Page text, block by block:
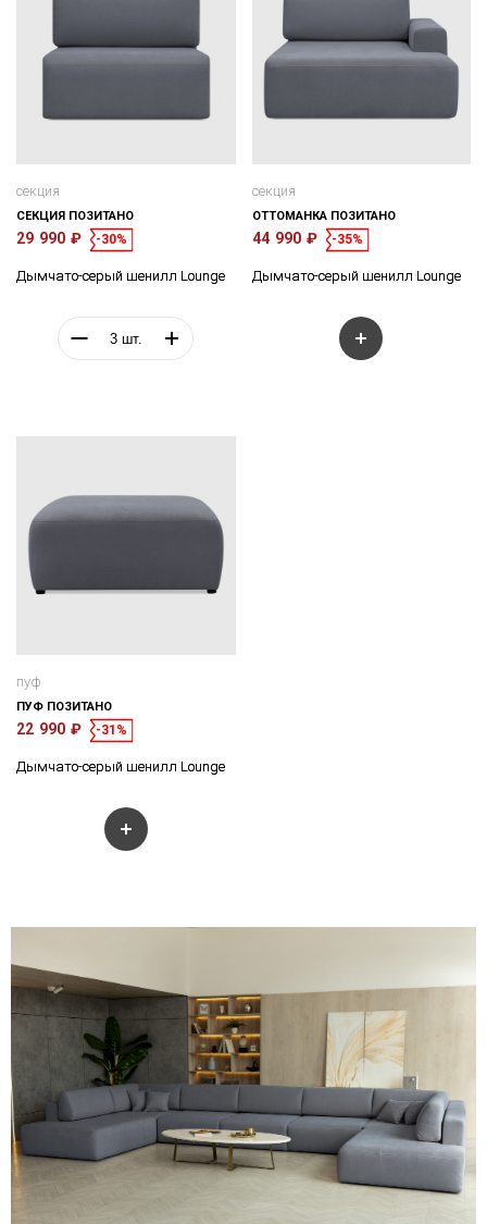
секция
СЕКЦИЯ ПОЗИТАНО
29 990 ₽ -30%
Дымчато-серый шенилл Lounge
секция
ОТТОМАНКА ПОЗИТАНО
44 990 ₽ -35%
Дымчато-серый шенилл Lounge
пуф
ПУФ ПОЗИТАНО
22 990 ₽ -31%
Дымчато-серый шенилл Lounge